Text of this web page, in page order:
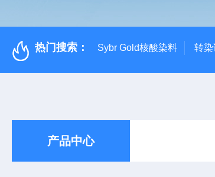
热门搜索： Sybr Gold核酸染料 转染
产品中心